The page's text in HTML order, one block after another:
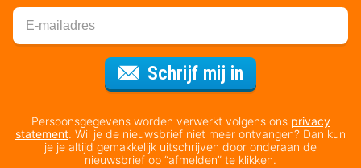
Schrijf mij in
Persoonsgegevens worden verwerkt volgens ons privacy
statement. Wil je de nieuwsbrief niet meer ontvangen? Dan kun
je je altijd gemakkelijk uitschrijven door onderaan de
nieuwsbrief op “afmelden” te klikken.